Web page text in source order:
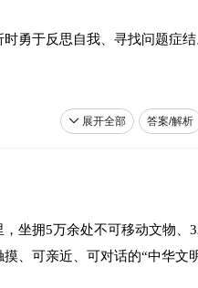
入广袤的空中，周围云雾缭绕
。
。
勇于反思自我、寻找问题症
放耀眼的光彩。
自《人民日报》2024年5月15日
实论据。
答案/解析
展开全部
坐拥5万余处不可移动文物、
、可亲近、可对话的“中华文